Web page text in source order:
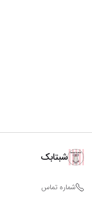
شبتابک
شماره تماس